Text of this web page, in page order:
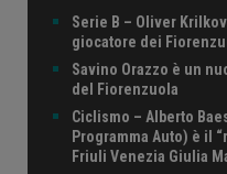
Serie B – Oliver
giocatore dei
Savino Orazzo è un
del Fiorenzuola
Ciclismo – Alberto
Programma Auto) è il
Friuli Venezia Giulia